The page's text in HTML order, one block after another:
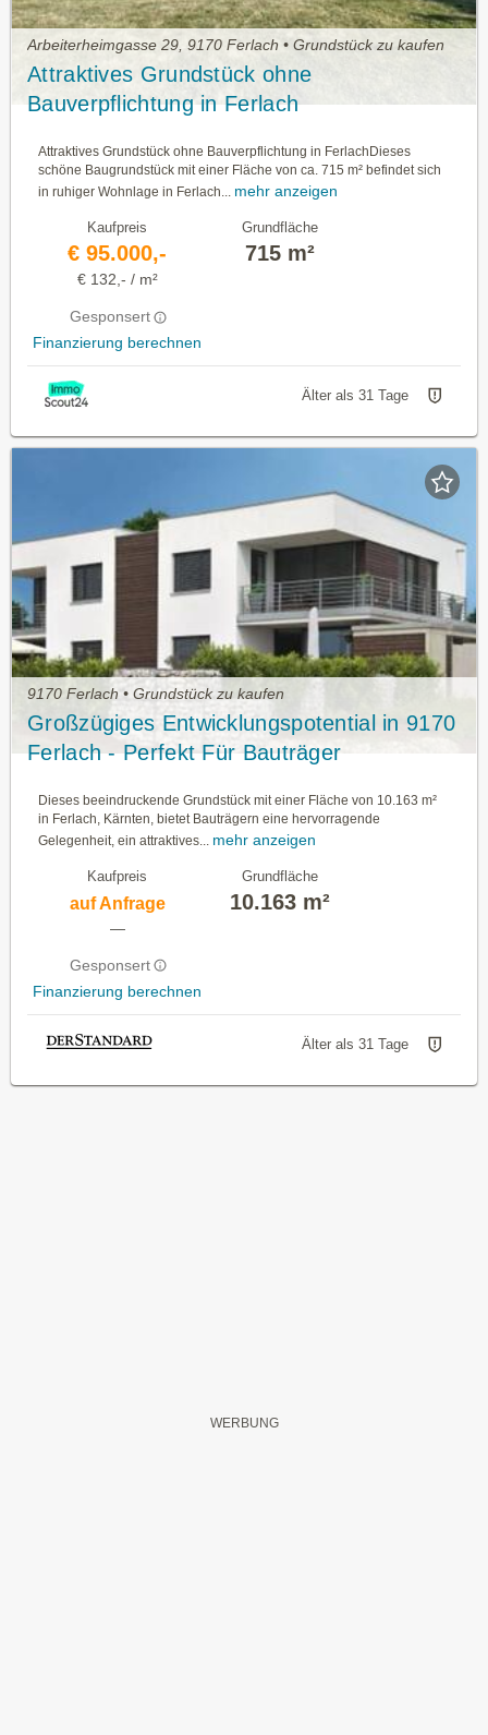
Arbeiterheimgasse 29, 9170 Ferlach • Grundstück zu kaufen
Attraktives Grundstück ohne
Bauverpflichtung in Ferlach
Attraktives Grundstück ohne Bauverpflichtung in FerlachDieses
schöne Baugrundstück mit einer Fläche von ca. 715 m² befindet sich
in ruhiger Wohnlage in Ferlach... mehr anzeigen
Kaufpreis
€ 95.000,-
€ 132,- / m²
Gesponsert
Finanzierung berechnen
Grundfläche
715 m²
Älter als 31 Tage
9170 Ferlach • Grundstück zu kaufen
Großzügiges Entwicklungspotential in 9170
Ferlach - Perfekt Für Bauträger
Dieses beeindruckende Grundstück mit einer Fläche von 10.163 m²
in Ferlach, Kärnten, bietet Bauträgern eine hervorragende
Gelegenheit, ein attraktives... mehr anzeigen
Kaufpreis
auf Anfrage
—
Gesponsert
Finanzierung berechnen
Grundfläche
10.163 m²
Älter als 31 Tage